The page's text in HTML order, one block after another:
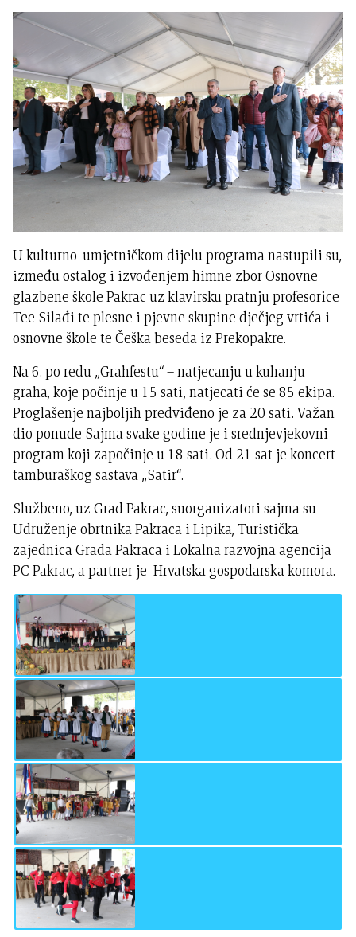
U kulturno-umjetničkom dijelu programa nastupili su,
između ostalog i izvođenjem himne zbor Osnovne
glazbene škole Pakrac uz klavirsku pratnju profesorice
Tee Silađi te plesne i pjevne skupine dječjeg vrtića i
osnovne škole te Češka beseda iz Prekopakre.
Na 6. po redu „Grahfestu“ – natjecanju u kuhanju
graha, koje počinje u 15 sati, natjecati će se 85 ekipa.
Proglašenje najboljih predviđeno je za 20 sati. Važan
dio ponude Sajma svake godine je i srednjevjekovni
program koji započinje u 18 sati. Od 21 sat je koncert
tamburaškog sastava „Satir“.
Službeno, uz Grad Pakrac, suorganizatori sajma su
Udruženje obrtnika Pakraca i Lipika, Turistička
zajednica Grada Pakraca i Lokalna razvojna agencija
PC Pakrac, a partner je Hrvatska gospodarska komora.